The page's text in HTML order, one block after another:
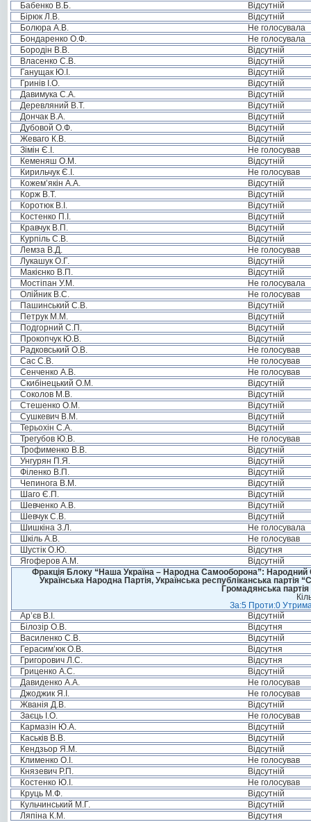
Бабенко В.Б.
Відсутній
Бірюк Л.В.
Відсутній
Болюра А.В.
Не голосувала
Бондаренко О.Ф.
Не голосувала
Бородін В.В.
Відсутній
Власенко С.В.
Відсутній
Ганущак Ю.І.
Відсутній
Гринів І.О.
Відсутній
Давимука С.А.
Відсутній
Деревляний В.Т.
Відсутній
Дончак В.А.
Відсутній
Дубовой О.Ф.
Відсутній
Жеваго К.В.
Відсутній
Зімін Є.І.
Не голосував
Кеменяш О.М.
Відсутній
Кирильчук Є.І.
Не голосував
Кожем’якін А.А.
Відсутній
Корж В.Т.
Відсутній
Коротюк В.І.
Відсутній
Костенко П.І.
Відсутній
Кравчук В.П.
Відсутній
Курпіль С.В.
Відсутній
Лемза В.Д.
Не голосував
Лукашук О.Г.
Відсутній
Макієнко В.П.
Відсутній
Мостіпан У.М.
Не голосувала
Олійник В.С.
Не голосував
Пашинський С.В.
Відсутній
Петрук М.М.
Відсутній
Подгорний С.П.
Відсутній
Прокопчук Ю.В.
Відсутній
Радковський О.В.
Не голосував
Сас С.В.
Не голосував
Сенченко А.В.
Не голосував
Скибінецький О.М.
Відсутній
Соколов М.В.
Відсутній
Стешенко О.М.
Відсутній
Сушкевич В.М.
Відсутній
Терьохін С.А.
Відсутній
Трегубов Ю.В.
Не голосував
Трофименко В.В.
Відсутній
Унгурян П.Я.
Відсутній
Філенко В.П.
Відсутній
Чепинога В.М.
Відсутній
Шаго Є.П.
Відсутній
Шевченко А.В.
Відсутній
Шевчук С.В.
Відсутній
Шишкіна З.Л.
Не голосувала
Шкіль А.В.
Не голосував
Шустік О.Ю.
Відсутня
Ягоферов А.М.
Відсутній
Фракція Блоку “Наша Україна – Народна Самооборона”: Народний
Українська Народна Партія, Українська республіканська
Громадянська
За:5 Проти:0
Ар’єв В.І.
Відсутній
Білозір О.В.
Відсутня
Василенко С.В.
Відсутній
Герасим’юк О.В.
Відсутня
Григорович Л.С.
Відсутня
Гриценко А.С.
Відсутній
Давиденко А.А.
Не голосував
Джоджик Я.І.
Не голосував
Жванія Д.В.
Відсутній
Заєць І.О.
Не голосував
Кармазін Ю.А.
Відсутній
Каськів В.В.
Відсутній
Кендзьор Я.М.
Відсутній
Клименко О.І.
Не голосував
Князевич Р.П.
Відсутній
Костенко Ю.І.
Не голосував
Круць М.Ф.
Відсутній
Кульчинський М.Г.
Відсутній
Ляпіна К.М.
Відсутня